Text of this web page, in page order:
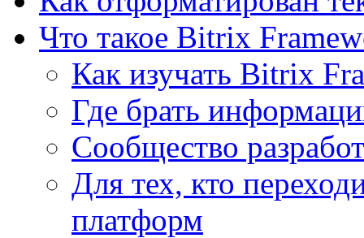
Что такое Bitrix
Как изучать Bitrix
Где брать
Сообщество
Для тех, кто
платформ